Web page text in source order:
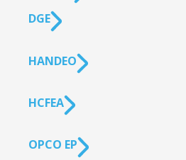
DGE
HANDEO
HCFEA
OPCO EP